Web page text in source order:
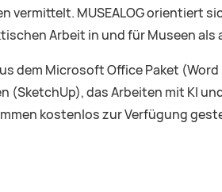
vermittelt. MUSEALOG orientiert
Arbeit in und für Museen
dem Microsoft Office Paket
das Arbeiten mit KI
kostenlos zur Verfügung